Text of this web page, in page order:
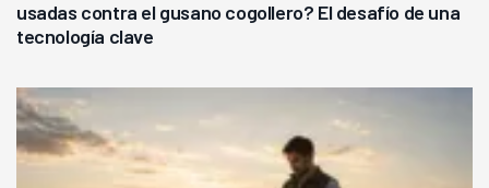
usadas contra el gusano cogollero? El desafío de una
tecnología clave